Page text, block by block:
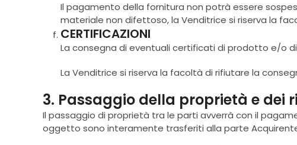
Il pagamento della fornitura non potrà essere
materiale non difettoso, la Venditrice si riserva la
CERTIFICAZIONI
La consegna di eventuali certificati di prodotto e/o
La Venditrice si riserva la facoltà di rifiutare la
3. Passaggio della proprietà e dei
Il passaggio di proprietà tra le parti avverrà con il
oggetto sono interamente trasferiti alla parte